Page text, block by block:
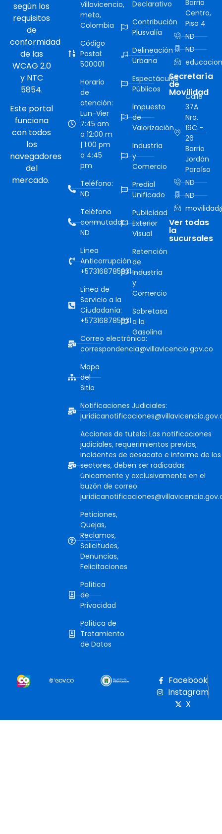
según los
requisitos
de
conformidad
de las
WCAG 2.0
y NTC
5854.
Este portal
funciona
con todos
los
navegadores
del
mercado.
Villavicencio,
meta,
Colombia
Código
Postal:
500001
Horario
de
atención:
Lun-Vier
7:45 am
a 12:00 m
| 1:00 pm
a 4:45
pm
Teléfono:
ND
Teléfono
conmutador:
ND
Línea
Anticorrupción:
+573168785931
Línea de
Servicio a la
Ciudadanía:
+573168785931
Correo electrónico:
correspondencia@villavicencio.gov.co
Mapa
del
Sitio
Notificaciones Judiciales:
Acciones de tutela: Las notificaciones
judiciales, requerimientos previos,
incidentes de desacato e informe de los
sectores, deben ser radicadas
únicamente y exclusivamente en el
buzón de correo:
Peticiones,
Quejas,
Reclamos,
Solicitudes,
Denuncias,
Felicitaciones
Política
de
Privacidad
Política de
Tratamiento
de Datos
Declarativo
Contribución
Plusvalía
Delineación
Urbana
Espectáculos
Públicos
Impuesto
de
Valorización
Industría
y
Comercio
Predial
Unificado
Publicidad
Exterior
Visual
Retención
de
Industría
y
Comercio
Sobretasa
a la
Gasolina
Barrio
Centro,
Piso 4
ND
ND
Secretaría
de
Movilidad
Calle
37A
Nro.
19C -
26
Barrio
Jordán
Paraíso
ND
ND
Ver todas
la
sucursales
Facebook
Instagram
X